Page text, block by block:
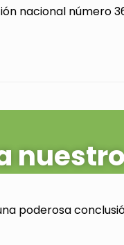
nacional número
poderosa